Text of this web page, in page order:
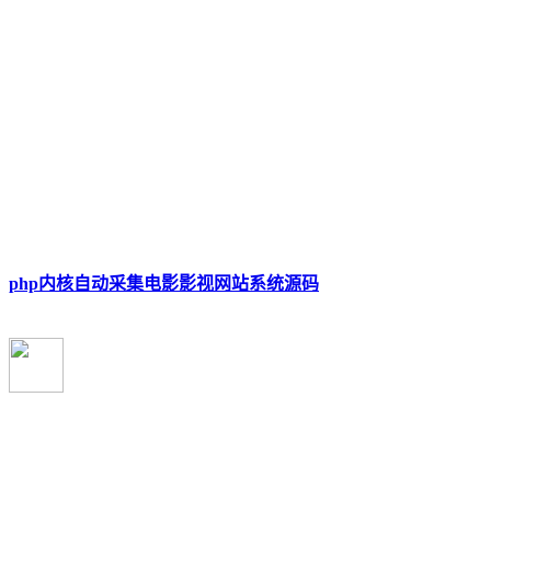
php内核自动采集电影影视网站系统源码